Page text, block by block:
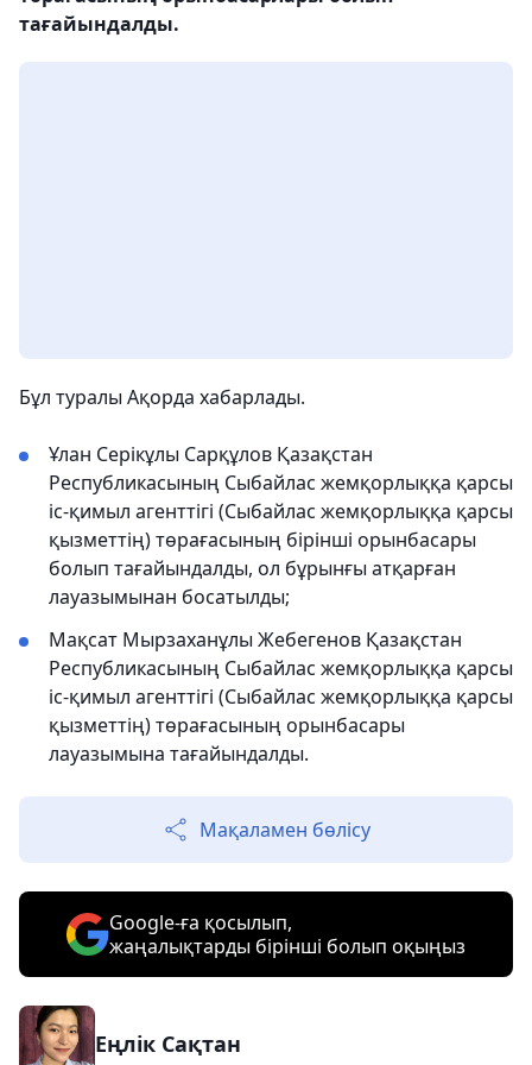
тағайындалды.
Бұл туралы Ақорда хабарлады.
Ұлан Серікұлы Сарқұлов Қазақстан
Республикасының Сыбайлас жемқорлыққа қарсы
іс-қимыл агенттігі (Сыбайлас жемқорлыққа қарсы
қызметтің) төрағасының бірінші орынбасары
болып тағайындалды, ол бұрынғы атқарған
лауазымынан босатылды;
Мақсат Мырзаханұлы Жебегенов Қазақстан
Республикасының Сыбайлас жемқорлыққа қарсы
іс-қимыл агенттігі (Сыбайлас жемқорлыққа қарсы
қызметтің) төрағасының орынбасары
лауазымына тағайындалды.
Мақаламен бөлісу
Google-ға қосылып,
жаңалықтарды бірінші болып оқыңыз
Еңлік Сақтан